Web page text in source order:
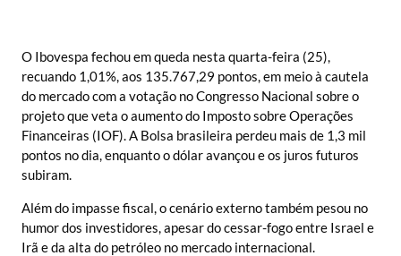
O Ibovespa fechou em queda nesta quarta-feira (25),
recuando 1,01%, aos 135.767,29 pontos, em meio à cautela
do mercado com a votação no Congresso Nacional sobre o
projeto que veta o aumento do Imposto sobre Operações
Financeiras (IOF). A Bolsa brasileira perdeu mais de 1,3 mil
pontos no dia, enquanto o dólar avançou e os juros futuros
subiram.
Além do impasse fiscal, o cenário externo também pesou no
humor dos investidores, apesar do cessar-fogo entre Israel e
Irã e da alta do petróleo no mercado internacional.